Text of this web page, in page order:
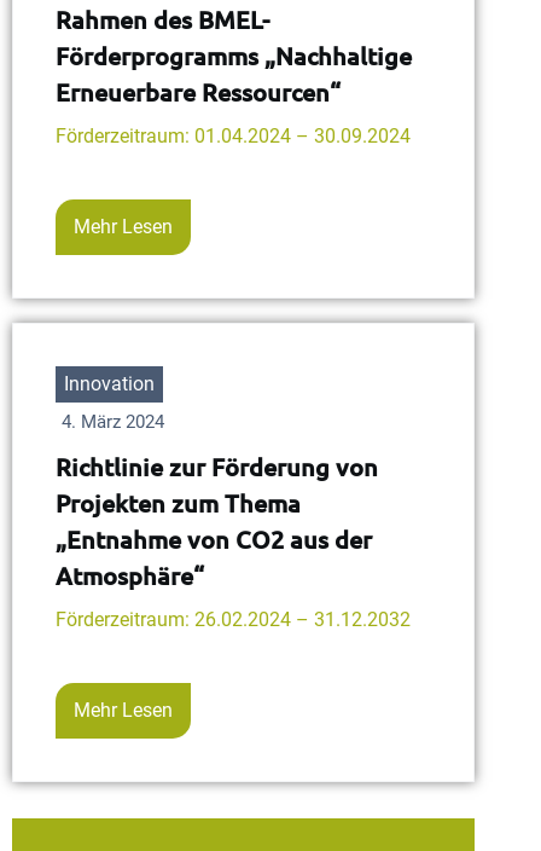
Rahmen des BMEL-
Förderprogramms „Nachhaltige
Erneuerbare Ressourcen“
Förderzeitraum: 01.04.2024 – 30.09.2024
Mehr Lesen
Innovation
4. März 2024
Richtlinie zur Förderung von
Projekten zum Thema
„Entnahme von CO2 aus der
Atmosphäre“
Förderzeitraum: 26.02.2024 – 31.12.2032
Mehr Lesen